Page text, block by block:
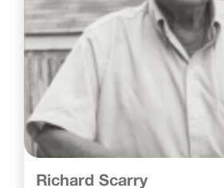
voltam ám a fedélzeten! 1968-ban
síelésbe, és elhatározta, hogy
Vásárolt egy kis faházat is
könnyedén elérhette a sípályákat.
helyen készítette el számos
Richard Scarry